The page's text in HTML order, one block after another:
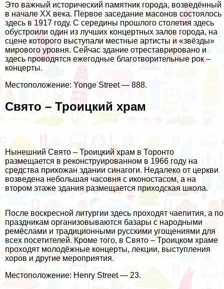
Это важный исторический памятник города, возведённый
в начале XX века. Первое заседание масонов состоялось
здесь в 1917 году. С середины прошлого столетия здесь
обустроили один из лучших концертных залов города, на
сцене которого выступали местные артисты и «звёзды»
мирового уровня. Сейчас здание отреставрировано и
здесь проводятся ежегодные благотворительные рок –
концерты.
Местоположение: Yonge Street — 888.
Свято – Троицкий храм
Нынешний Свято – Троицкий храм в Торонто
размещается в реконструированном в 1966 году на
средства прихожан здании синагоги. Недалеко от церкви
возведена небольшая часовня с иконостасом, а на
втором этаже здания размещается приходская школа.
После воскресной литургии здесь проходят чаепития, а по
праздникам организовываются базары с народными
ремёслами и традиционными русскими угощениями для
всех посетителей. Кроме того, в Свято – Троицком храме
проходят молодёжные концерты, лекции, выступления
хоров и другие мероприятия.
Местоположение: Henry Street — 23.